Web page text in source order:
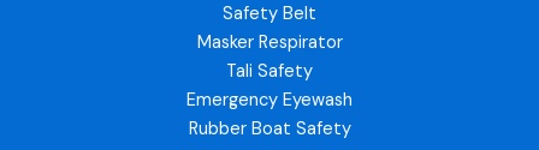
Safety Belt
Masker Respirator
Tali Safety
Emergency Eyewash
Rubber Boat Safety